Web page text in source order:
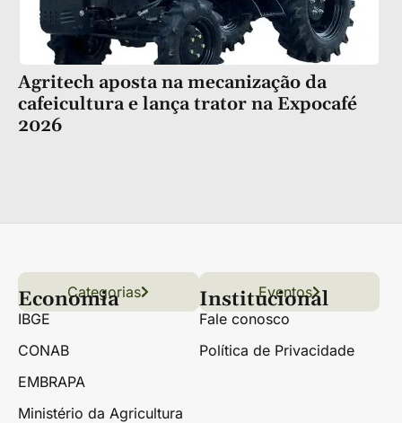
Agritech aposta na mecanização da
cafeicultura e lança trator na Expocafé
2026
Links úteis
Conteúdo Grãos
Florestas Hortifrúti
Categorias Eventos
Economia
IBGE
CONAB
EMBRAPA
Ministério da Agricultura
Institucional
Fale conosco
Política de Privacidade